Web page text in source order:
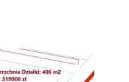
Dodaj do